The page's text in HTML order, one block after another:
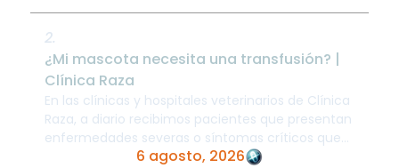
2.
¿Mi mascota necesita una transfusión? |
Clínica Raza
En las clínicas y hospitales veterinarios de Clínica
Raza, a diario recibimos pacientes que presentan
enfermedades severas o síntomas críticos que
llevan a nuestro equipo médico a ...
6 agosto, 2026